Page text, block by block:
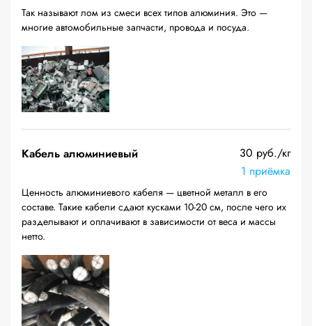
Так называют лом из смеси всех типов алюминия. Это —
многие автомобильные запчасти, провода и посуда.
Кабель алюминиевый
30 руб./кг
1 приёмка
Ценность алюминиевого кабеля — цветной металл в его
составе. Такие кабели сдают кусками 10-20 см, после чего их
разделывают и оплачивают в зависимости от веса и массы
нетто.